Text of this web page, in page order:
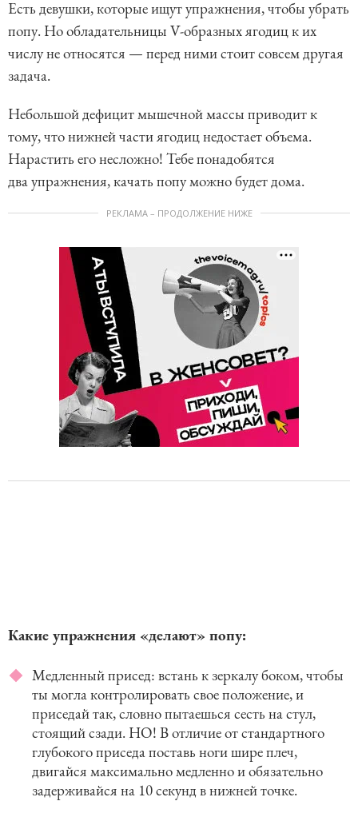
Есть девушки, которые ищут упражнения, чтобы убрать
попу. Но обладательницы V-образных ягодиц к их
числу не относятся — перед ними стоит совсем другая
задача.
Небольшой дефицит мышечной массы приводит к
тому, что нижней части ягодиц недостает объема.
Нарастить его несложно! Тебе понадобятся
два упражнения, качать попу можно будет дома.
РЕКЛАМА – ПРОДОЛЖЕНИЕ НИЖЕ
Какие упражнения «делают» попу:
Медленный присед: встань к зеркалу боком, чтобы
ты могла контролировать свое положение, и
приседай так, словно пытаешься сесть на стул,
стоящий сзади. НО! В отличие от стандартного
глубокого приседа поставь ноги шире плеч,
двигайся максимально медленно и обязательно
задерживайся на 10 секунд в нижней точке.